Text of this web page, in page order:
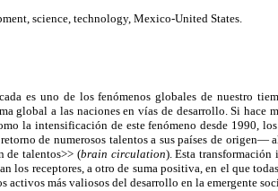
science, technology, Mexico-United States.
es uno de los fenómenos globales de nuestro
global a las naciones en vías de desarrollo. Si hace
la intensificación de este fenómeno desde 1990,
de numerosos talentos a sus países de
de talentos>> (brain circulation). Esta transformación
los receptores, a otro de suma positiva, en el que
activos más valiosos del desarrollo en la emergente